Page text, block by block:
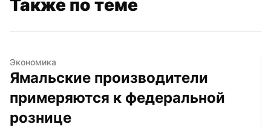
Также по теме
Экономика
Ямальские производители
примеряются к федеральной
рознице